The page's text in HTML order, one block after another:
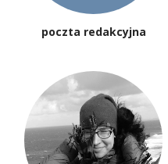
poczta redakcyjna